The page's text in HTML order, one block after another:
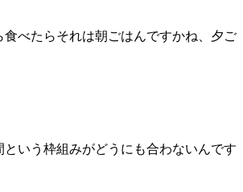
食べたらそれは朝ごはんですかね、夕ご
という枠組みがどうにも合わないんです